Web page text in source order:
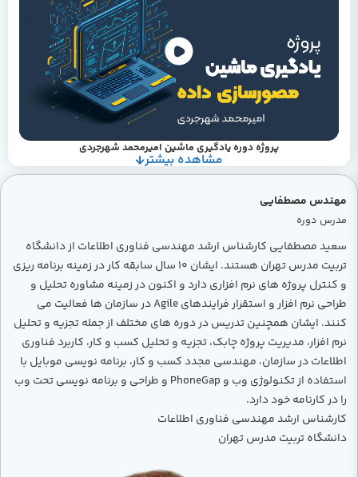
پروژه دوره یادگیری ماشین امیرمحمد شهرجردی
مشاهده بیشتر
مهندس مصطفایی
مدرس دوره
سعید مصطفایی کارشناس ارشد مهندسی فناوری اطلاعات از دانشگاه
تربیت مدرس تهران هستند. ایشان ۱۰ سال سابقه کار در زمینه برنامه ریزی
و کنترل پروژه های نرم افزاری دارد و اکنون در زمینه مشاوره تحلیل و
طراحی نرم افزار و استقرار فرایندهای Agile در سازمان ها فعالیت می
کنند. ایشان همچنین تدریس در دوره های مختلف از جمله تجزیه و تحلیل
نرم افزار، مدیریت پروژه چابک، تجزیه و تحلیل کسب و کار، کاربرد فناوری
اطلاعات در سازمان، مهندسی مجدد کسب و کار، برنامه نویسی موبایل با
استفاده از تکنولوژی وب و PhoneGap و طراحی و برنامه نویسی تحت وب
را در کارنامه خود دارد.
کارشناس ارشد مهندسی فناوری اطلاعات
دانشگاه تربیت مدرس تهران